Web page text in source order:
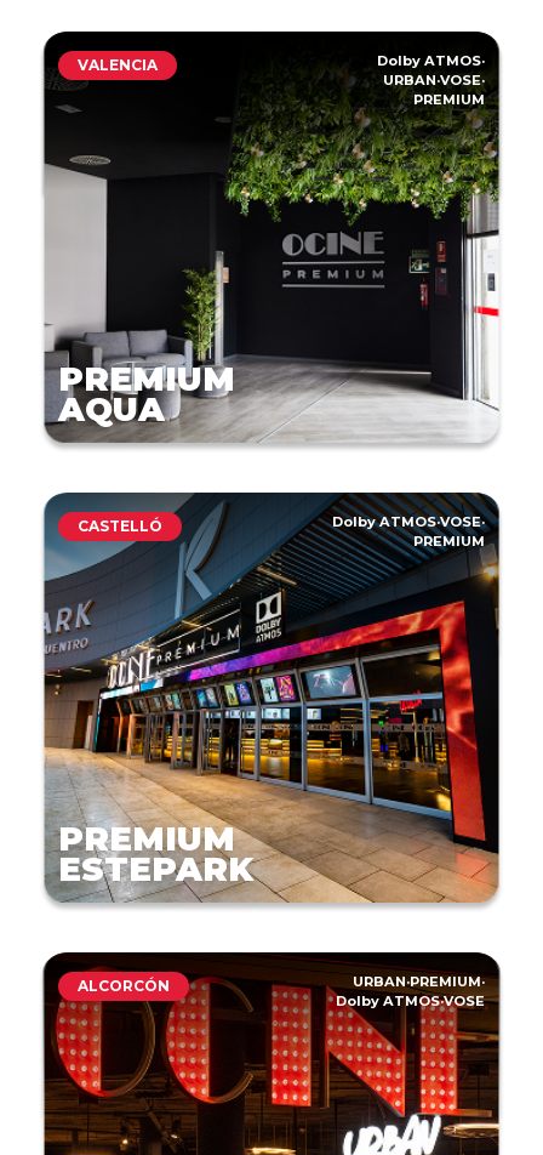
VALENCIA Dolby ATMOS·
URBAN·VOSE·
PREMIUM
PREMIUM
AQUA
CASTELLÓ Dolby ATMOS·VOSE·
PREMIUM
PREMIUM
ESTEPARK
ALCORCÓN URBAN·PREMIUM·
Dolby ATMOS·VOSE